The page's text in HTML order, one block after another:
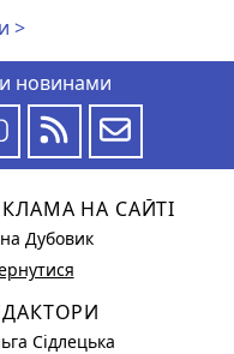
>
новинами
НА САЙТІ
Дубовик
Сідлецька